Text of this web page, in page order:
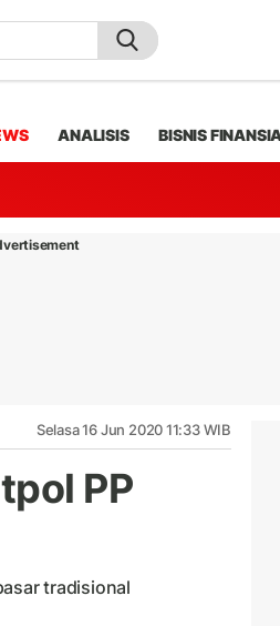
ANALISIS BISNIS
Selasa 16 Jun 2020 11:33 WIB
PP
tradisional